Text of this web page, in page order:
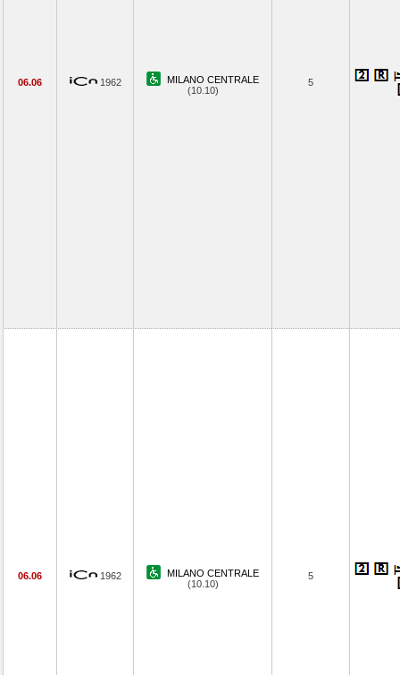
06.06 1962
MILANO CENTRALE
(10.10)
5
06.06 1962
MILANO CENTRALE
(10.10)
5